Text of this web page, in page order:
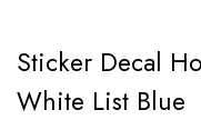
Sticker Decal
White List Blue